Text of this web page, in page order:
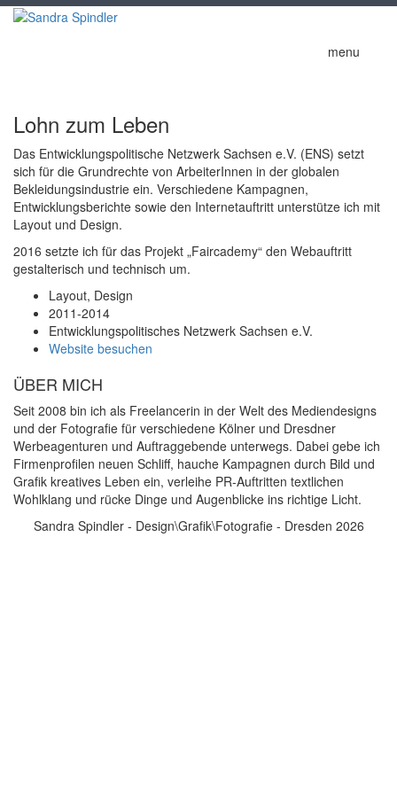
menu
Lohn zum Leben
Das Entwicklungspolitische Netzwerk Sachsen e.V. (ENS) setzt
sich für die Grundrechte von ArbeiterInnen in der globalen
Bekleidungsindustrie ein. Verschiedene Kampagnen,
Entwicklungsberichte sowie den Internetauftritt unterstütze ich mit
Layout und Design.
2016 setzte ich für das Projekt „Faircademy“ den Webauftritt
gestalterisch und technisch um.
Layout, Design
2011-2014
Entwicklungspolitisches Netzwerk Sachsen e.V.
Website besuchen
ÜBER MICH
Seit 2008 bin ich als Freelancerin in der Welt des Mediendesigns
und der Fotografie für verschiedene Kölner und Dresdner
Werbeagenturen und Auftraggebende unterwegs. Dabei gebe ich
Firmenprofilen neuen Schliff, hauche Kampagnen durch Bild und
Grafik kreatives Leben ein, verleihe PR-Auftritten textlichen
Wohlklang und rücke Dinge und Augenblicke ins richtige Licht.
Sandra Spindler - Design\Grafik\Fotografie - Dresden 2026